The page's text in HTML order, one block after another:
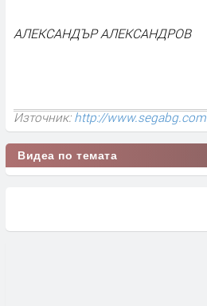
АЛЕКСАНДЪР АЛЕКСАНДРОВ
Източник:http://www.segabg.com
Видеа по темата